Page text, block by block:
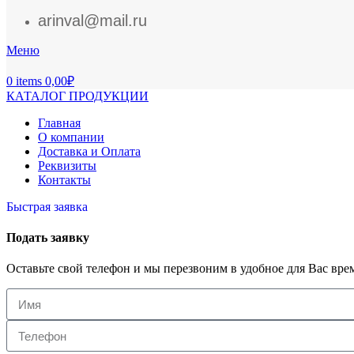
arinval@mail.ru
Меню
0 items 0,00₽
КАТАЛОГ ПРОДУКЦИИ
Главная
О компании
Доставка и Оплата
Реквизиты
Контакты
Быстрая заявка
Подать заявку
Оставьте свой телефон и мы перезвоним в удобное для Вас